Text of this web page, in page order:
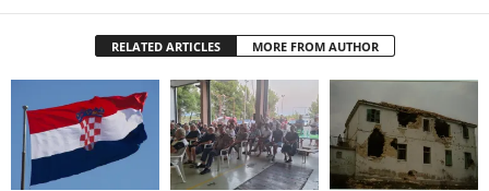
RELATED ARTICLES MORE FROM AUTHOR